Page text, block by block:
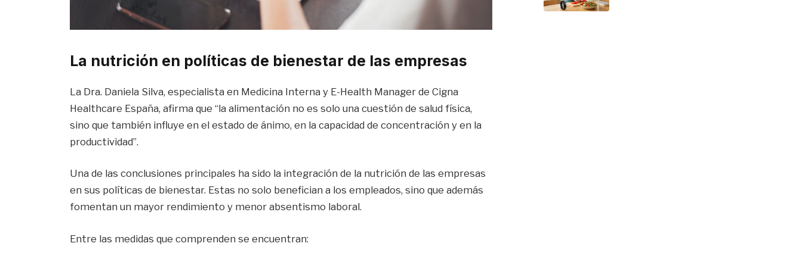
La nutrición en políticas de bienestar de las empresas
La Dra. Daniela Silva, especialista en Medicina Interna y E-Health Manager de Cigna
Healthcare España, afirma que “la alimentación no es solo una cuestión de salud física,
sino que también influye en el estado de ánimo, en la capacidad de concentración y en la
productividad”.
Una de las conclusiones principales ha sido la integración de la nutrición de las empresas
en sus políticas de bienestar. Estas no solo benefician a los empleados, sino que además
fomentan un mayor rendimiento y menor absentismo laboral.
Entre las medidas que comprenden se encuentran: